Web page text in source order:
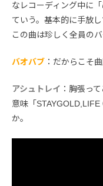
なレコーディング中に
ていう。基本的に手放
この曲は珍しく全員の
バオバブ ：だからこそ
アシュトレイ ：胸張っ
意味「
か。